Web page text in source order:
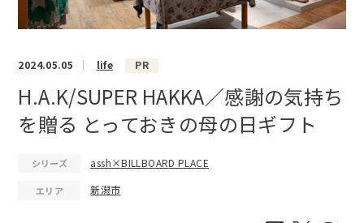
2024.05.05 life PR
H.A.K/SUPER HAKKA／感謝の気持ち
を贈る とっておきの母の日ギフト
シリーズ assh×BILLBOARD PLACE
エリア 新潟市